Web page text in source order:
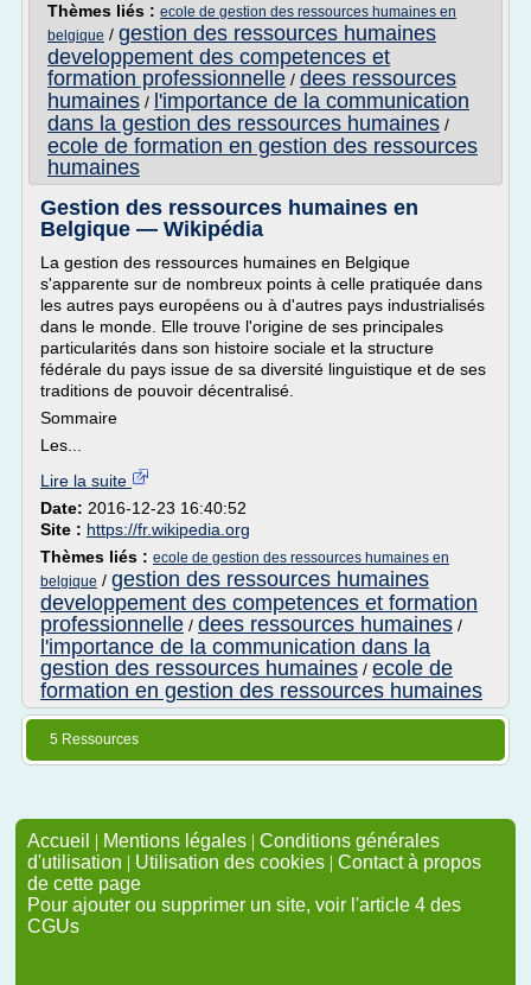
Thèmes liés : ecole de gestion des ressources humaines en
belgique / gestion des ressources humaines
developpement des competences et
formation professionnelle / dees ressources
humaines / l'importance de la communication
dans la gestion des ressources humaines /
ecole de formation en gestion des ressources
humaines
Gestion des ressources humaines en
Belgique — Wikipédia
La gestion des ressources humaines en Belgique
s'apparente sur de nombreux points à celle pratiquée dans
les autres pays européens ou à d'autres pays industrialisés
dans le monde. Elle trouve l'origine de ses principales
particularités dans son histoire sociale et la structure
fédérale du pays issue de sa diversité linguistique et de ses
traditions de pouvoir décentralisé.
Sommaire
Les...
Lire la suite
Date: 2016-12-23 16:40:52
Site : https://fr.wikipedia.org
Thèmes liés : ecole de gestion des ressources humaines en
belgique / gestion des ressources humaines
developpement des competences et formation
professionnelle / dees ressources humaines /
l'importance de la communication dans la
gestion des ressources humaines / ecole de
formation en gestion des ressources humaines
5 Ressources
Accueil | Mentions légales | Conditions générales
d'utilisation | Utilisation des cookies | Contact à propos
de cette page
Pour ajouter ou supprimer un site, voir l'article 4 des
CGUs